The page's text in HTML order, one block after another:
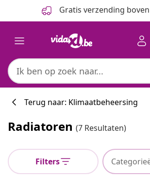
Gratis verzending
Terug naar: Klimaatbeheersing
Radiatoren (7 Resultaten)
Filters